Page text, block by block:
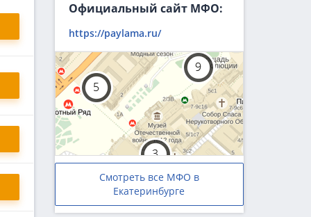
Официальный сайт МФО:
https://paylama.ru/
Смотреть все МФО в
Екатеринбурге